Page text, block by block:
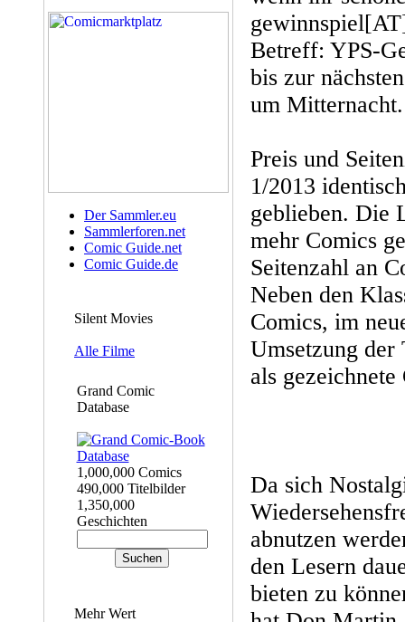
Der Sammler.eu
Sammlerforen.net
Comic Guide.net
Comic Guide.de
Silent Movies
Alle Filme
Grand Comic
Database
1,000,000 Comics
490,000 Titelbilder
1,350,000
Geschichten
Mehr Wert
Betreff: YPS-
bis zur
um Mitternacht.
Preis und
1/2013
geblieben. Die
mehr Comics
Seitenzahl an
Neben den
Comics, im
Umsetzung
als gezeichnete
Da sich
abnutzen
den Lesern
bieten zu